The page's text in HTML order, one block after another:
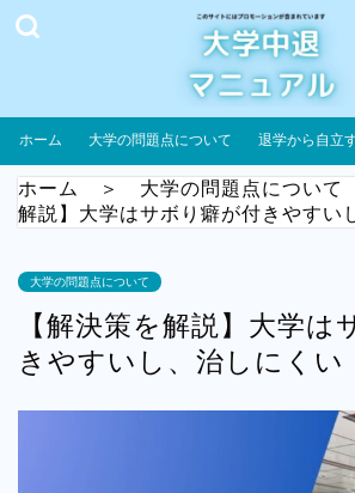
ホーム 大学の問題点について 退学から自立
ホーム ＞ 大学の問題点について
解説】大学はサボり癖が付きやすい
大学の問題点について
【解決策を解説】大学は
きやすいし、治しにくい